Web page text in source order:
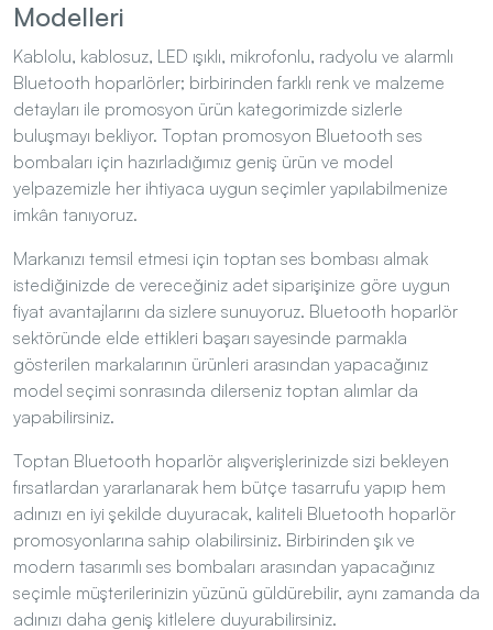
Bluetooth hoparlörler; birbirinden farklı renk ve malzeme
detayları ile promosyon ürün kategorimizde sizlerle
buluşmayı bekliyor. Toptan promosyon Bluetooth ses
bombaları için hazırladığımız geniş ürün ve model
yelpazemizle her ihtiyaca uygun seçimler yapılabilmenize
imkân tanıyoruz.
istediğinizde de vereceğiniz adet siparişinize göre uygun
fiyat avantajlarını da sizlere sunuyoruz. Bluetooth hoparlör
sektöründe elde ettikleri başarı sayesinde parmakla
gösterilen markalarının ürünleri arasından yapacağınız
model seçimi sonrasında dilerseniz toptan alımlar da
yapabilirsiniz.
fırsatlardan yararlanarak hem bütçe tasarrufu yapıp hem
adınızı en iyi şekilde duyuracak, kaliteli Bluetooth hoparlör
promosyonlarına sahip olabilirsiniz. Birbirinden şık ve
modern tasarımlı ses bombaları arasından yapacağınız
seçimle müşterilerinizin yüzünü güldürebilir, aynı zamanda da
adınızı daha geniş kitlelere duyurabilirsiniz.